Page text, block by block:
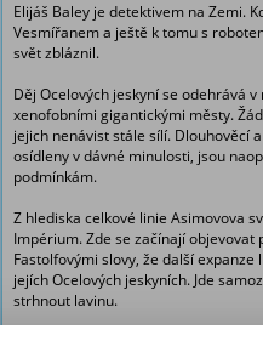
Elijáš Baley je detektivem na Zemi.
Vesmířanem a ještě k tomu s
svět zbláznil.
Děj Ocelových jeskyní se odehrává
xenofobními gigantickými městy.
jejich nenávist stále sílí. Dlouhověcí
osídleny v dávné minulosti, jsou
podmínkám.
Z hlediska celkové linie Asimovova
Impérium. Zde se začínají
Fastolfovými slovy, že další
jejích Ocelových jeskyních. Jde
strhnout lavinu.